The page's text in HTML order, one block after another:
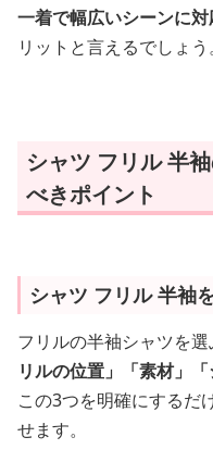
一着で幅広いシーンに
リットと言えるでしょう。
シャツ フリル 半
べきポイント
シャツ フリル 半袖
フリルの半袖シャツを選
リルの位置」「素材」
この3つを明確にするだ
せます。